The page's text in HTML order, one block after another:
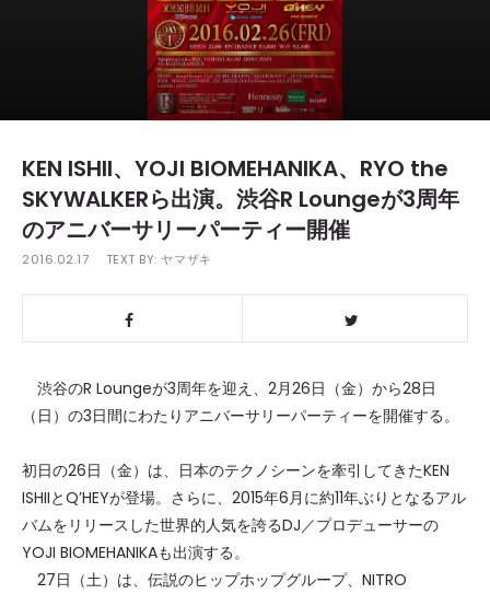
KEN ISHII、YOJI BIOMEHANIKA、RYO the
SKYWALKERら出演。渋谷R Loungeが3周年
のアニバーサリーパーティー開催
2016.02.17 TEXT BY: ヤマザキ
渋谷のR Loungeが3周年を迎え、2月26日（金）から28日
（日）の3日間にわたりアニバーサリーパーティーを開催する。
初日の26日（金）は、日本のテクノシーンを牽引してきたKEN
ISHIIとQ’HEYが登場。さらに、2015年6月に約11年ぶりとなるアル
バムをリリースした世界的人気を誇るDJ／プロデューサーの
YOJI BIOMEHANIKAも出演する。
27日（土）は、伝説のヒップホップグループ、NITRO